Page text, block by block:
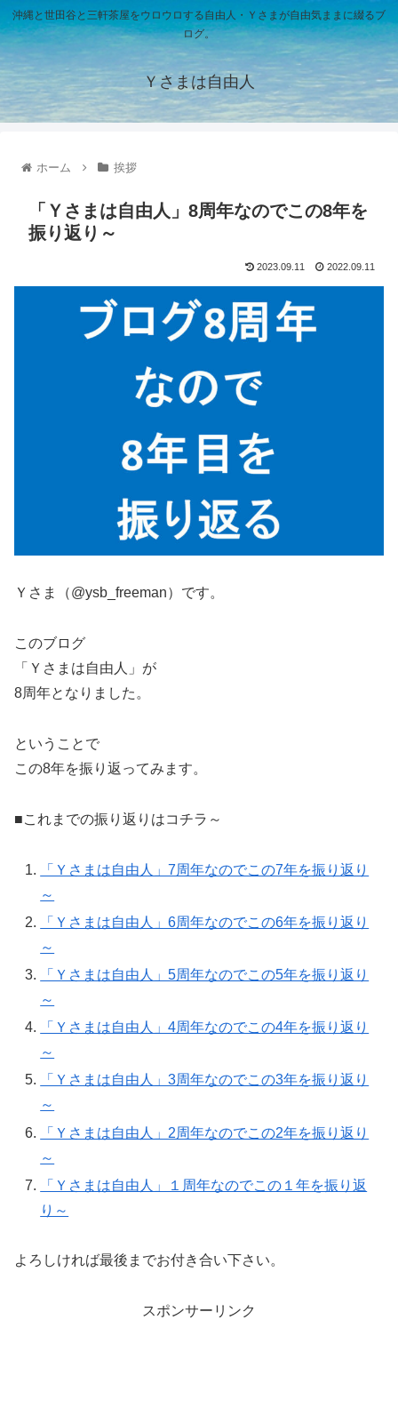
沖縄と世田谷と三軒茶屋をウロウロする自由人・Ｙさまが自由気ままに綴るブ
ログ。
Ｙさまは自由人
ホーム 挨拶
「Ｙさまは自由人」8周年なのでこの8年を
振り返り～
2023.09.11 2022.09.11
Ｙさま（@ysb_freeman）です。
このブログ
「Ｙさまは自由人」が
8周年となりました。
ということで
この8年を振り返ってみます。
■これまでの振り返りはコチラ～
「Ｙさまは自由人」7周年なのでこの7年を振り返り
～
「Ｙさまは自由人」6周年なのでこの6年を振り返り
～
「Ｙさまは自由人」5周年なのでこの5年を振り返り
～
「Ｙさまは自由人」4周年なのでこの4年を振り返り
～
「Ｙさまは自由人」3周年なのでこの3年を振り返り
～
「Ｙさまは自由人」2周年なのでこの2年を振り返り
～
「Ｙさまは自由人」１周年なのでこの１年を振り返
り～
よろしければ最後までお付き合い下さい。
スポンサーリンク